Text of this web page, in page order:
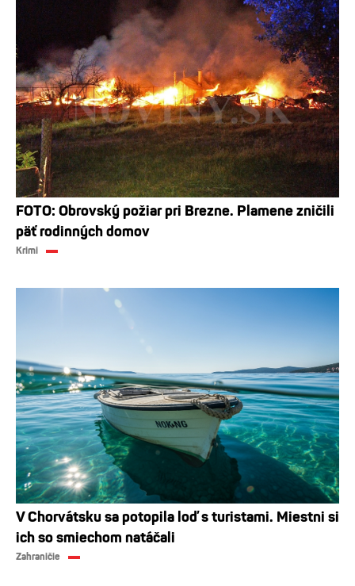
FOTO: Obrovský požiar pri Brezne. Plamene zničili
päť rodinných domov
Krimi
V Chorvátsku sa potopila loď s turistami. Miestni si
ich so smiechom natáčali
Zahraničie